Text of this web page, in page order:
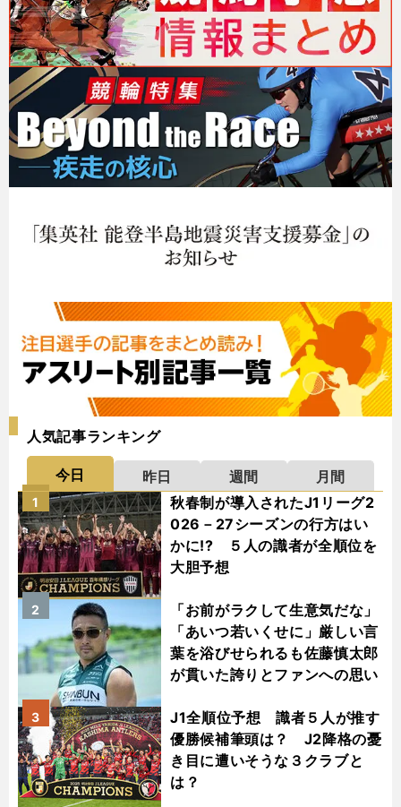
人気記事ランキング
今日 昨日 週間
月間
秋春制が導入されたJ1リーグ2
026－27シーズンの行方はい
かに!? ５人の識者が全順位を
大胆予想
1
「お前がラクして生意気だな」
「あいつ若いくせに」厳しい言
葉を浴びせられるも佐藤慎太郎
が貫いた誇りとファンへの思い
2
J1全順位予想 識者５人が推す
優勝候補筆頭は？ J2降格の憂
き目に遭いそうな３クラブと
は？
3